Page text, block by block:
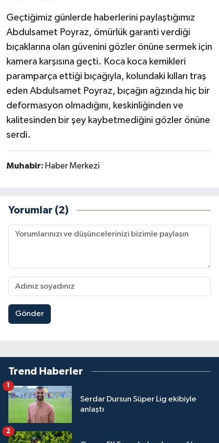
Geçtiğimiz günlerde haberlerini paylaştığımız
Abdulsamet Poyraz, ömürlük garanti verdiği
bıçaklarına olan güvenini gözler önüne sermek için
kamera karşısına geçti. Koca koca kemikleri
paramparça ettiği bıçağıyla, kolundaki kılları traş
eden Abdulsamet Poyraz, bıçağın ağzında hiç bir
deformasyon olmadığını, keskinliğinden ve
kalitesinden bir şey kaybetmediğini gözler önüne
serdi.
Muhabir: Haber Merkezi
Yorumlar (2)
Gönder
Trend Haberler
Serdar Dursun Süper Lig ekibiyle
anlaştı
1
2